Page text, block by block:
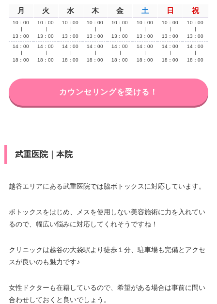
月 火 水 木 金 土 日 祝
10：00
13：00
10：00
13：00
10：00
13：00
10：00
13：00
10：00
13：00
10：00
13：00
10：00
13：00
10：00
13：00
14：00
18：00
14：00
18：00
14：00
18：00
14：00
18：00
14：00
18：00
14：00
18：00
14：00
18：00
14：00
18：00
カウンセリングを受ける！
武重医院｜本院
越谷エリアにある武重医院では脇ボトックスに対応しています。
ボトックスをはじめ、メスを使用しない美容施術に力を入れてい
るので、幅広い悩みに対応してくれそうですね！
クリニックは越谷の大袋駅より徒歩１分、駐車場も完備とアクセ
スが良いのも魅力です♪
女性ドクターも在籍しているので、希望がある場合は事前に問い
合わせしておくと良いでしょう。